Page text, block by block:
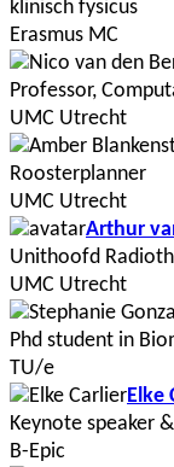
klinisch fysicus
Erasmus MC
Professor,
UMC Utrecht
Roosterplanner
UMC Utrecht
Arthur
Unithoofd
UMC Utrecht
Phd student in
TU/e
Elke
Keynote speaker
B-Epic